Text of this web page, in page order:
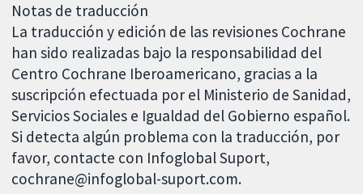
Notas de traducción
La traducción y edición de las revisiones Cochrane
han sido realizadas bajo la responsabilidad del
Centro Cochrane Iberoamericano, gracias a la
suscripción efectuada por el Ministerio de Sanidad,
Servicios Sociales e Igualdad del Gobierno español.
Si detecta algún problema con la traducción, por
favor, contacte con Infoglobal Suport,
cochrane@infoglobal-suport.com.